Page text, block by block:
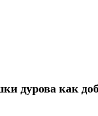
дурова как